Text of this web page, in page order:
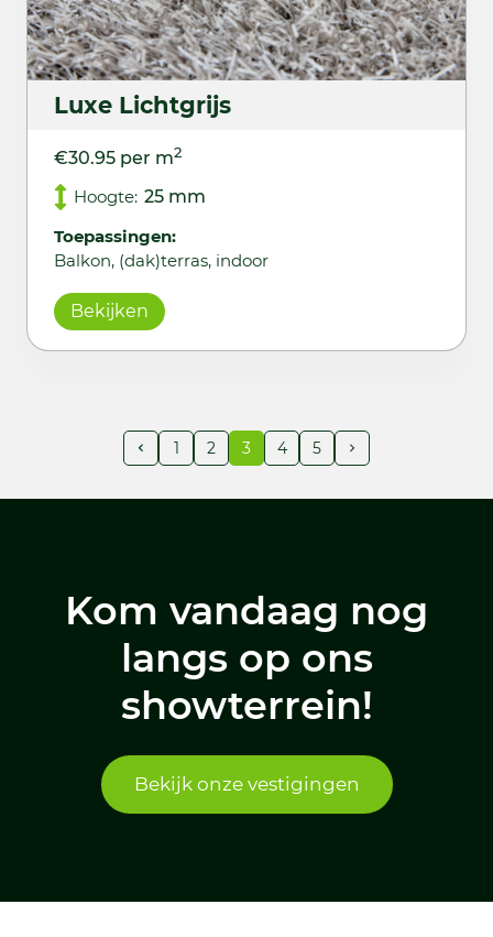
Luxe Lichtgrijs
€30.95 per m2
Hoogte: 25 mm
Toepassingen:
Balkon, (dak)terras, indoor
Bekijken
1 2 3 4 5
Kom vandaag nog
langs op ons
showterrein!
Bekijk onze vestigingen